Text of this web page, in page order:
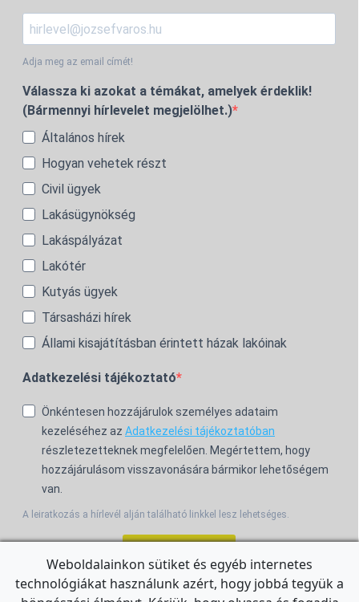
Adja meg az email címét!
Válassza ki azokat a témákat, amelyek érdeklik!
(Bármennyi hírlevelet megjelölhet.)
Általános hírek
Hogyan vehetek részt
Civil ügyek
Lakásügynökség
Lakáspályázat
Lakótér
Kutyás ügyek
Társasházi hírek
Állami kisajátításban érintett házak lakóinak
Adatkezelési tájékoztató
Önkéntesen hozzájárulok személyes adataim
kezeléséhez az Adatkezelési tájékoztatóban
részletezetteknek megfelelően. Megértettem, hogy
hozzájárulásom visszavonására bármikor lehetőségem
van.
A leiratkozás a hírlevél alján található linkkel lesz lehetséges.
For the English Newsletter, clickHERE.
Weboldalainkon sütiket és egyéb internetes
technológiákat használunk azért, hogy jobbá tegyük a